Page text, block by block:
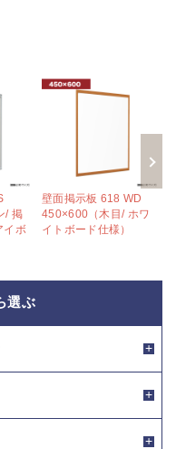
/ 掲
イボ
壁面掲示板 618 WD
450×600（木目/ ホワ
イトボード仕様）
選ぶ